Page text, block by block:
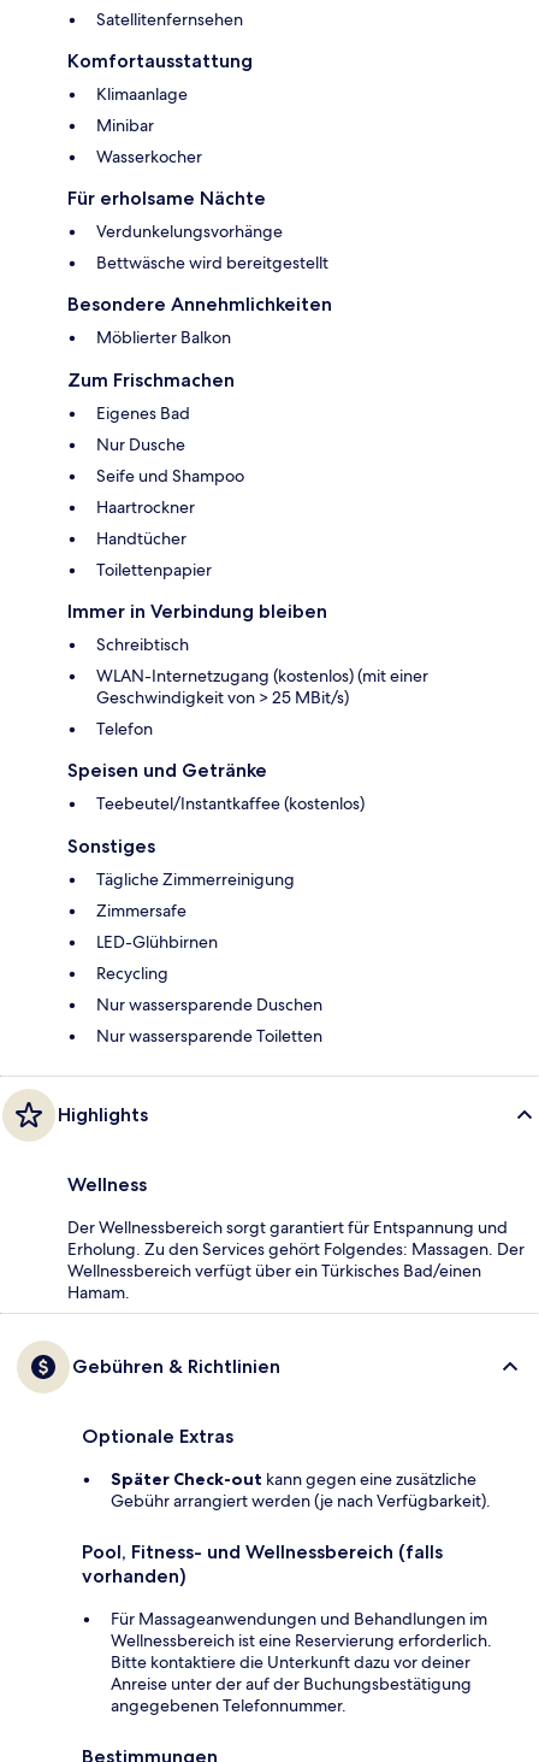
Satellitenfernsehen
Komfortausstattung
Klimaanlage
Minibar
Wasserkocher
Für erholsame Nächte
Verdunkelungsvorhänge
Bettwäsche wird bereitgestellt
Besondere Annehmlichkeiten
Möblierter Balkon
Zum Frischmachen
Eigenes Bad
Nur Dusche
Seife und Shampoo
Haartrockner
Handtücher
Toilettenpapier
Immer in Verbindung bleiben
Schreibtisch
WLAN-Internetzugang (kostenlos) (mit einer
Geschwindigkeit von > 25 MBit/s)
Telefon
Speisen und Getränke
Teebeutel/Instantkaffee (kostenlos)
Sonstiges
Tägliche Zimmerreinigung
Zimmersafe
LED-Glühbirnen
Recycling
Nur wassersparende Duschen
Nur wassersparende Toiletten
Highlights
Wellness
Der Wellnessbereich sorgt garantiert für Entspannung und
Erholung. Zu den Services gehört Folgendes: Massagen. Der
Wellnessbereich verfügt über ein Türkisches Bad/einen
Hamam.
Gebühren & Richtlinien
Optionale Extras
Später Check-out kann gegen eine zusätzliche
Gebühr arrangiert werden (je nach Verfügbarkeit).
Pool, Fitness- und Wellnessbereich (falls
vorhanden)
Für Massageanwendungen und Behandlungen im
Wellnessbereich ist eine Reservierung erforderlich.
Bitte kontaktiere die Unterkunft dazu vor deiner
Anreise unter der auf der Buchungsbestätigung
angegebenen Telefonnummer.
Bestimmungen